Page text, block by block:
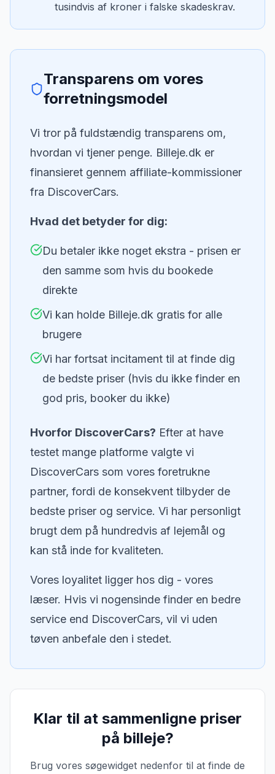
tusindvis af kroner i falske skadeskrav.
Transparens om vores
forretningsmodel
Vi tror på fuldstændig transparens om,
hvordan vi tjener penge. Billeje.dk er
finansieret gennem affiliate-kommissioner
fra DiscoverCars.
Hvad det betyder for dig:
Du betaler ikke noget ekstra - prisen er
den samme som hvis du bookede
direkte
Vi kan holde Billeje.dk gratis for alle
brugere
Vi har fortsat incitament til at finde dig
de bedste priser (hvis du ikke finder en
god pris, booker du ikke)
Hvorfor DiscoverCars? Efter at have
testet mange platforme valgte vi
DiscoverCars som vores foretrukne
partner, fordi de konsekvent tilbyder de
bedste priser og service. Vi har personligt
brugt dem på hundredvis af lejemål og
kan stå inde for kvaliteten.
Vores loyalitet ligger hos dig - vores
læser. Hvis vi nogensinde finder en bedre
service end DiscoverCars, vil vi uden
tøven anbefale den i stedet.
Klar til at sammenligne priser
på billeje?
Brug vores søgewidget nedenfor til at finde de